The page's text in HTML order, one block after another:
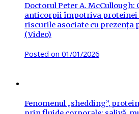
Doctorul Peter A.
anticorpii împotriva proteinei
riscurile asociate cu prezența
(Video)
Posted on 01/01/2026
Fenomenul „shedding”,